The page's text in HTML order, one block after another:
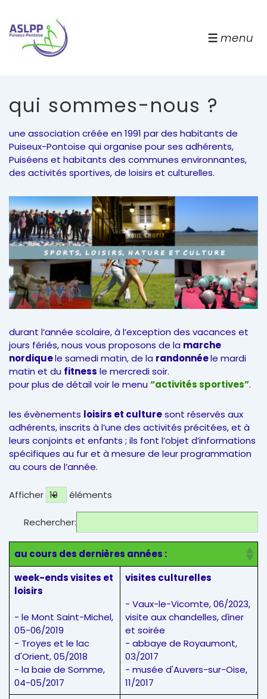
au
contenu
menu
menu
qui sommes-nous ?
une association créée en 1991 par des habitants de
Puiseux-Pontoise qui organise pour ses adhérents,
Puiséens et habitants des communes environnantes,
des activités sportives, de loisirs et culturelles.
durant l’année scolaire, à l’exception des vacances et
jours fériés, nous vous proposons de la marche
nordiquele samedi matin, de la randonnéele mardi
matin et du fitness le mercredi soir.
pour plus de détail voir le menu “activités sportives”.
les évènements loisirs et culturesont réservés aux
adhérents, inscrits à l’une des activités précitées, et à
leurs conjoints et enfants ; ils font l’objet d’informations
spécifiques au fur et à mesure de leur programmation
au cours de l’année.
Afficher éléments
Rechercher:
au cours des dernières années :
week-ends visites et
loisirs
- le Mont Saint-Michel,
05-06/2019
- Troyes et le lac
d'Orient, 05/2018
- la baie de Somme,
04-05/2017
visites culturelles
- Vaux-le-Vicomte, 06/2023,
visite aux chandelles, dîner
et soirée
- abbaye de Royaumont,
03/2017
- musée d'Auvers-sur-Oise,
11/2017